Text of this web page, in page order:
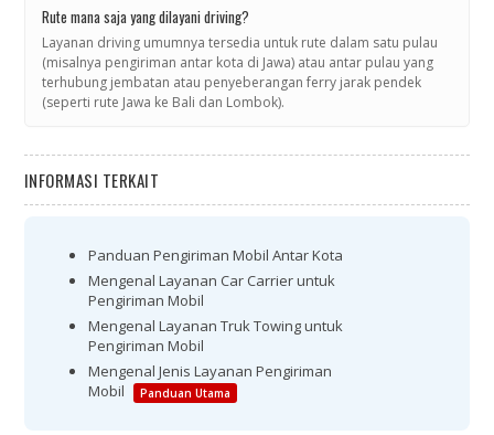
Rute mana saja yang dilayani driving?
Layanan driving umumnya tersedia untuk rute dalam satu pulau
(misalnya pengiriman antar kota di Jawa) atau antar pulau yang
terhubung jembatan atau penyeberangan ferry jarak pendek
(seperti rute Jawa ke Bali dan Lombok).
INFORMASI TERKAIT
Panduan Pengiriman Mobil Antar Kota
Mengenal Layanan Car Carrier untuk
Pengiriman Mobil
Mengenal Layanan Truk Towing untuk
Pengiriman Mobil
Mengenal Jenis Layanan Pengiriman
Mobil
Panduan Utama